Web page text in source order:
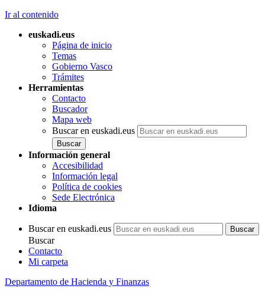
Ir al contenido
euskadi.eus
Página de inicio
Temas
Gobierno Vasco
Trámites
Herramientas
Contacto
Buscador
Mapa web
Buscar en euskadi.eus
Información general
Accesibilidad
Información legal
Política de cookies
Sede Electrónica
Idioma
Buscar en euskadi.eus
Buscar
Contacto
Mi carpeta
Departamento de Hacienda y Finanzas